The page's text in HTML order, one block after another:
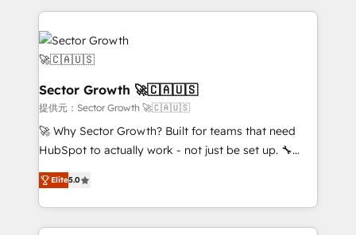
empresas em 13 países utilizam a Nexforce. Somos
a maior parceira da HubSpot na América Latina e
líder no ranking global de sucesso do cliente da
HubSpot.
integrations, custom CMS portal development,
design & UX for mid to large to multi national
businesses. Our teams are based in North America
and APAC. We are HubSpot's top-ranked Advanced
Implementation Certified Partner and we contribute
to their advisory council. We strive to do 'good work
with good people' and have worked with incredible
brands. You can see some of them on our website,
Sector Growth 🚀🇨🇦🇺🇸
提供元：Sector Growth 🚀🇨🇦🇺🇸
🚀 Why Sector Growth? Built for teams that need
HubSpot to actually work - not just be set up. 🔧
HubSpot Experts: Onboarding, migrations,
automation, and training built for adoption. ⚡ Highly
Technical Execution: ERP, EMR and Custom
Integrations; complex builds delivered in weeks, not
Elite5.0